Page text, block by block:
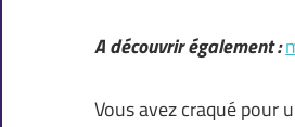
A découvrir également :
Vous avez craqué pour